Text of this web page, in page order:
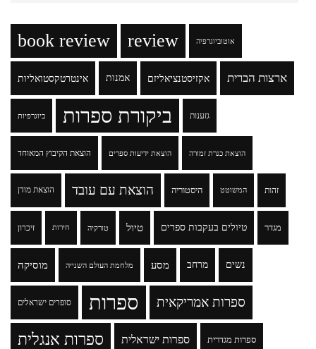
book review review אוטוביוגרפיה
אינטרטקסטואליות אמנות אקזיסטנציאליזם ארצות הברית
ביוגרפיות ביקורת ספרות גזענות
הוצאת הקיבוץ המאוחד הוצאת ידיעות ספרים הוצאת כנרת זמורה
הוצאת מודן הוצאת עם עובד היסטוריה המשוטט זהות
זיכרון חירות טורקיה טיול טיולים בעקבות ספרים מגדר
מוסיקה מלחמת העולם השנייה מסע מרחב נשים
סופרים ישראלים ספרות ספרות אמריקאית
ספרות אנגלית ספרות ישראלית ספרות מגדרית